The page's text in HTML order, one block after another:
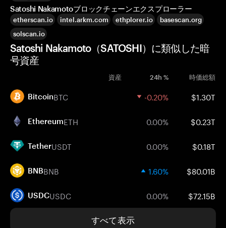
Satoshi Nakamotoブロックチェーンエクスプローラー
etherscan.io intel.arkm.com ethplorer.io
basescan.org
solscan.io
Satoshi Nakamoto（SATOSHI）に類似した暗
号資産
資産 24h % 時価総額
BitcoinBTC -0.20% $1.30T
EthereumETH 0.00% $0.23T
TetherUSDT 0.00% $0.18T
BNBBNB 1.60% $80.01B
USDCUSDC 0.00% $72.15B
すべて表示